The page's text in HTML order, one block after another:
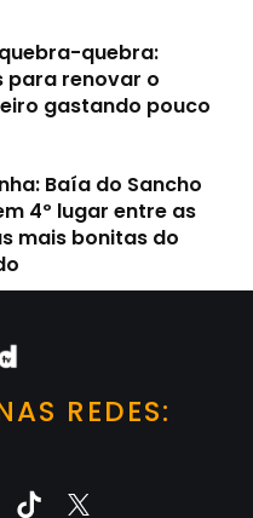
quebra:
para renovar o
gastando pouco
Baía do Sancho
4º lugar entre as
mais bonitas do
REDES: